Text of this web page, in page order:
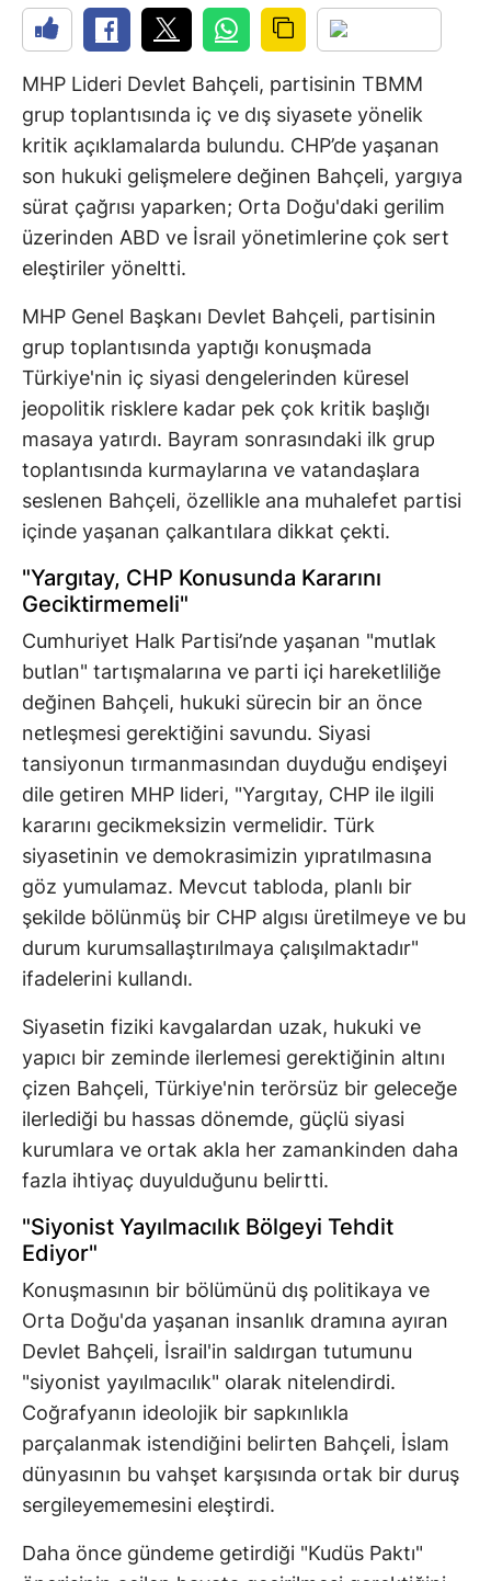
MHP Lideri Devlet Bahçeli, partisinin TBMM
grup toplantısında iç ve dış siyasete yönelik
kritik açıklamalarda bulundu. CHP’de yaşanan
son hukuki gelişmelere değinen Bahçeli, yargıya
sürat çağrısı yaparken; Orta Doğu'daki gerilim
üzerinden ABD ve İsrail yönetimlerine çok sert
eleştiriler yöneltti.
MHP Genel Başkanı Devlet Bahçeli, partisinin
grup toplantısında yaptığı konuşmada
Türkiye'nin iç siyasi dengelerinden küresel
jeopolitik risklere kadar pek çok kritik başlığı
masaya yatırdı. Bayram sonrasındaki ilk grup
toplantısında kurmaylarına ve vatandaşlara
seslenen Bahçeli, özellikle ana muhalefet partisi
içinde yaşanan çalkantılara dikkat çekti.
"Yargıtay, CHP Konusunda Kararını
Geciktirmemeli"
Cumhuriyet Halk Partisi’nde yaşanan "mutlak
butlan" tartışmalarına ve parti içi hareketliliğe
değinen Bahçeli, hukuki sürecin bir an önce
netleşmesi gerektiğini savundu. Siyasi
tansiyonun tırmanmasından duyduğu endişeyi
dile getiren MHP lideri, "Yargıtay, CHP ile ilgili
kararını gecikmeksizin vermelidir. Türk
siyasetinin ve demokrasimizin yıpratılmasına
göz yumulamaz. Mevcut tabloda, planlı bir
şekilde bölünmüş bir CHP algısı üretilmeye ve bu
durum kurumsallaştırılmaya çalışılmaktadır"
ifadelerini kullandı.
Siyasetin fiziki kavgalardan uzak, hukuki ve
yapıcı bir zeminde ilerlemesi gerektiğinin altını
çizen Bahçeli, Türkiye'nin terörsüz bir geleceğe
ilerlediği bu hassas dönemde, güçlü siyasi
kurumlara ve ortak akla her zamankinden daha
fazla ihtiyaç duyulduğunu belirtti.
"Siyonist Yayılmacılık Bölgeyi Tehdit
Ediyor"
Konuşmasının bir bölümünü dış politikaya ve
Orta Doğu'da yaşanan insanlık dramına ayıran
Devlet Bahçeli, İsrail'in saldırgan tutumunu
"siyonist yayılmacılık" olarak nitelendirdi.
Coğrafyanın ideolojik bir sapkınlıkla
parçalanmak istendiğini belirten Bahçeli, İslam
dünyasının bu vahşet karşısında ortak bir duruş
sergileyememesini eleştirdi.
Daha önce gündeme getirdiği "Kudüs Paktı"